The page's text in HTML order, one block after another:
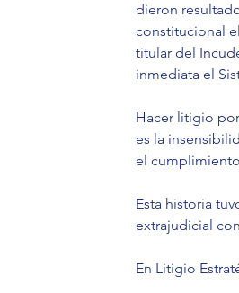
dieron
constitucional
titular del
inmediata el
Hacer litigio
es la
el
Esta historia
extrajudicial
En Litigio